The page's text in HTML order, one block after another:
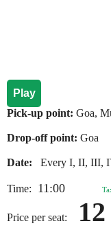
Play
Pick-up point: Goa,
Drop-off point: Goa
Date: Every I, II, III,
Time: 11:00
Price per seat: 12